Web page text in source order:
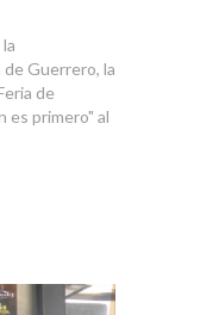
Guerrero, la
de
es primero" al